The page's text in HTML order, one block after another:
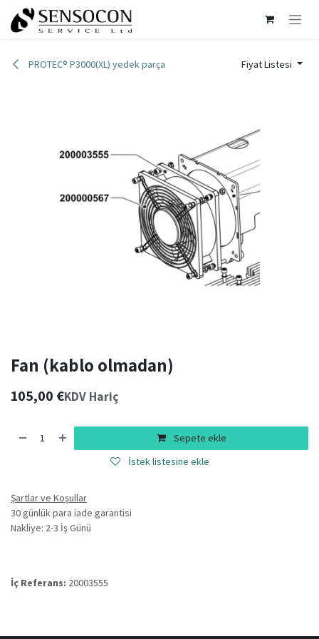
İçereği Atla
PROTEC® P3000(XL) yedek parça Fiyat Listesi
Fan (kablo olmadan)
105,00 €KDV Hariç
Sepete ekle
İstek listesine ekle
Şartlar ve Koşullar
30 günlük para iade garantisi
Nakliye: 2-3 İş Günü
İç Referans: 20003555